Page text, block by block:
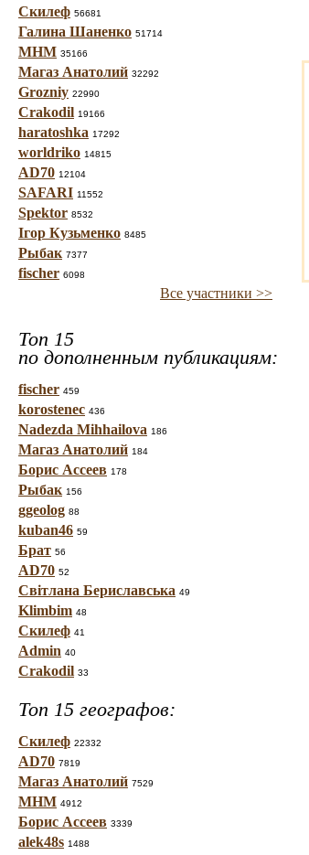
Скилеф 56681
Галина Шаненко 51714
МНМ 35166
Магаз Анатолий 32292
Grozniy 22990
Crakodil 19166
haratoshka 17292
worldriko 14815
AD70 12104
SAFARI 11552
Spektor 8532
Ігор Кузьменко 8485
Рыбак 7377
fischer 6098
Все участники >>
Топ 15
по дополненным публикациям:
fischer 459
korostenec 436
Nadezda Mihhailova 186
Магаз Анатолий 184
Борис Ассеев 178
Рыбак 156
ggeolog 88
kuban46 59
Брат 56
AD70 52
Світлана Бериславська 49
Klimbim 48
Скилеф 41
Admin 40
Crakodil 33
Топ 15 географов:
Скилеф 22332
AD70 7819
Магаз Анатолий 7529
МНМ 4912
Борис Ассеев 3339
alek48s 1488